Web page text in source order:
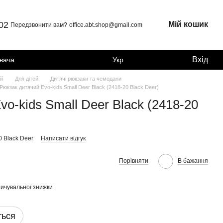
Передзвонити вам? office.abt.shop@gmail.com Мій кошик
Укр Вхід
Для дітей
Дитячі рюкзаки та чемодани
Рюкзак дитячий Evo-kids Small Deer Black (2418-20 Black Deer)
kids Small Deer Black (2418-20
Black Deer Написати відгук
Порівняти В бажання
знижки